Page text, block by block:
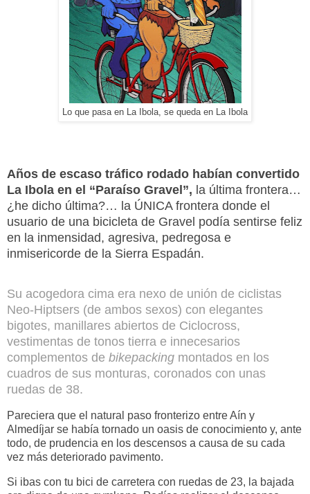
Lo que pasa en La Ibola, se queda en La Ibola
Años de escaso tráfico rodado habían convertido
La Ibola en el “Paraíso Gravel”, la última frontera…
¿he dicho última?… la ÚNICA frontera donde el
usuario de una bicicleta de Gravel podía sentirse feliz
en la inmensidad, agresiva, pedregosa e
inmisericorde de la Sierra Espadán.
Su acogedora cima era nexo de unión de ciclistas
Neo-Hiptsers (de ambos sexos) con elegantes
bigotes, manillares abiertos de Ciclocross,
vestimentas de tonos tierra e innecesarios
complementos de bikepacking montados en los
cuadros de sus monturas, coronados con unas
ruedas de 38.
Pareciera que el natural paso fronterizo entre Aín y
Almedíjar se había tornado un oasis de conocimiento y, ante
todo, de prudencia en los descensos a causa de su cada
vez más deteriorado pavimento.
Si ibas con tu bici de carretera con ruedas de 23, la bajada